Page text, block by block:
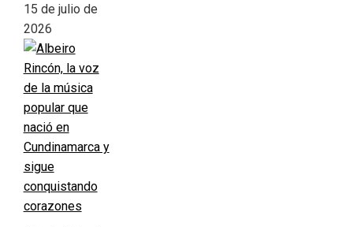
15 de julio de
2026